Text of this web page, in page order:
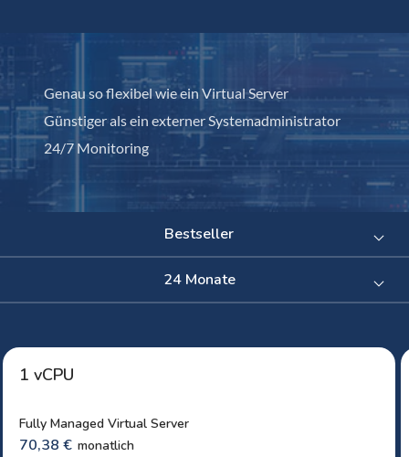
Genau so flexibel wie ein Virtual Server
Günstiger als ein externer Systemadministrator
24/7 Monitoring
Bestseller
24 Monate
1 vCPU
Fully Managed Virtual Server
70,38 € monatlich